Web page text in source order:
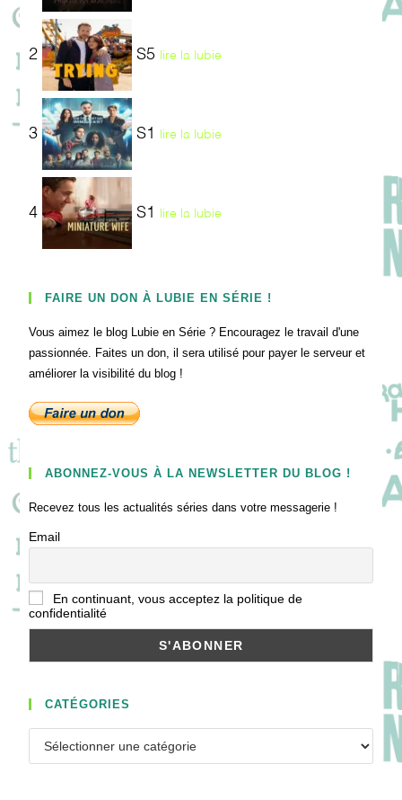
2 S5 lire la lubie
3 S1 lire la lubie
4 S1 lire la lubie
FAIRE UN DON À LUBIE EN SÉRIE !
Vous aimez le blog Lubie en Série ? Encouragez le travail d'une
passionnée. Faites un don, il sera utilisé pour payer le serveur et
améliorer la visibilité du blog !
ABONNEZ-VOUS À LA NEWSLETTER DU BLOG !
Recevez tous les actualités séries dans votre messagerie !
Email
En continuant, vous acceptez la politique de
confidentialité
CATÉGORIES